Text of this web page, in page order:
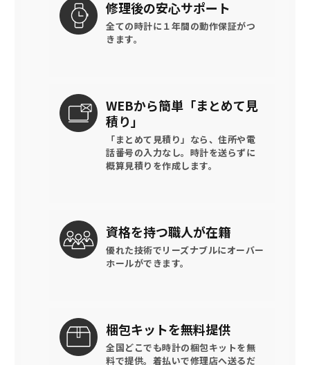
修理後の安心サポート
全ての時計に １年間の動作保証がつ
きます。
WEBから簡単 「まとめて見
積り」
「まとめて見積り」なら、住所や電
話番号の入力なし。時計を送らずに
概算見積りを作成します。
資格を持つ職人が在籍
優れた技術でリーズナブルにオーバー
ホールができます。
梱包キットを無料提供
全国どこでも時計の梱包キットを無
料で提供。 着払いで修理店へ送るだ